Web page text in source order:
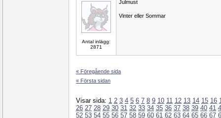
Antal inlägg:
2871
Julmust
Vinter eller Sommar
« Föregående sida
« Första sidan
Visar sida: 1 2 3 4 5 6 7 8 9 10 11 12 13 14 15 16
26 27 28 29 30 31 32 33 34 35 36 37 38 39 40 41
52 53 54 55 56 57 58 59 60 61 62 63 64 65 66 67